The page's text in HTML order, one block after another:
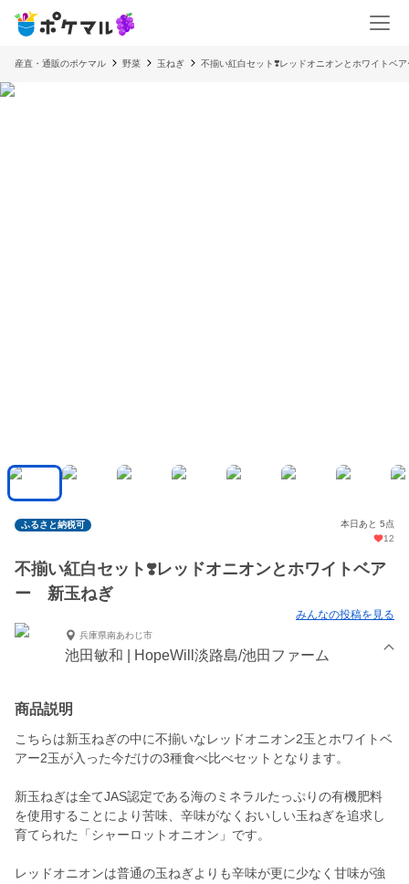
産直・通販のポケマル 野菜 玉ねぎ 不揃い紅白セット❣️レッドオニオンとホワイトベ
ふるさと納税可
本日あと 5点
12
不揃い紅白セット❣️レッドオニオンとホワイトベア
ー 新玉ねぎ
みんなの投稿を見る
兵庫県南あわじ市
池田敏和 | HopeWill淡路島/池田ファーム
商品説明
こちらは新玉ねぎの中に不揃いなレッドオニオン2玉とホワイトベ
アー2玉が入った今だけの3種食べ比べセットとなります。
新玉ねぎは全てJAS認定である海のミネラルたっぷりの有機肥料
を使用することにより苦味、辛味がなくおいしい玉ねぎを追求し
育てられた「シャーロットオニオン」です。
レッドオニオンは普通の玉ねぎよりも辛味が更に少なく甘味が強